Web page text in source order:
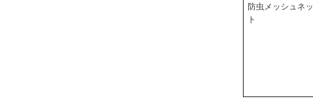
防虫メッシュネッ
ト